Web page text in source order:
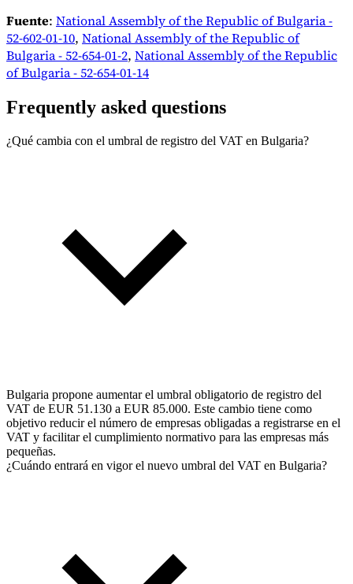
Fuente: National Assembly of the Republic of Bulgaria -
52-602-01-10, National Assembly of the Republic of
Bulgaria - 52-654-01-2, National Assembly of the Republic
of Bulgaria - 52-654-01-14
Frequently asked questions
¿Qué cambia con el umbral de registro del VAT en Bulgaria?
Bulgaria propone aumentar el umbral obligatorio de registro del
VAT de EUR 51.130 a EUR 85.000. Este cambio tiene como
objetivo reducir el número de empresas obligadas a registrarse en el
VAT y facilitar el cumplimiento normativo para las empresas más
pequeñas.
¿Cuándo entrará en vigor el nuevo umbral del VAT en Bulgaria?